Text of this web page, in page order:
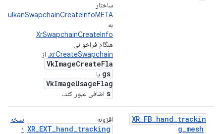
ساختار
به
XrSwapchainCreateInfo
هنگام فراخوانی
xrCreateSwapchain، از
VkImageCreateFla
gs یا
VkImageUsageFlag
s اضافی عبور کند.
XR_FB_hand_trackin
g_mesh
افزونه
XR_EXT_hand_tracking
نسخه
۱